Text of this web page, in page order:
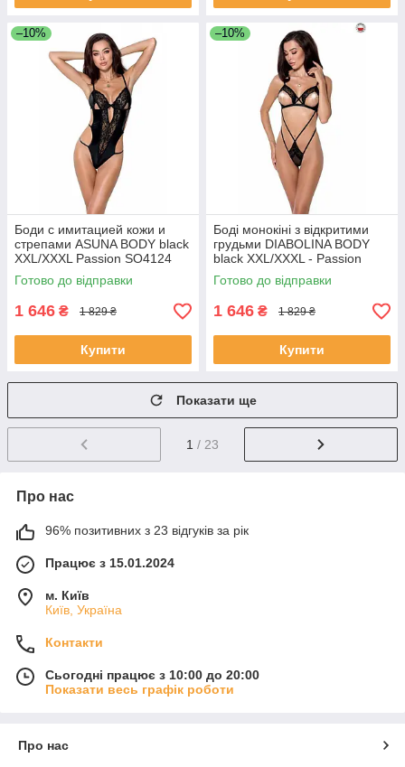
–10%
Боди с имитацией кожи и
стрепами ASUNA BODY black
XXL/XXXL Passion SO4124
Готово до відправки
1 646 ₴ 1 829 ₴
Купити
–10%
Боді монокіні з відкритими
грудьми DIABOLINA BODY
black XXL/XXXL - Passion
PS25803
Готово до відправки
1 646 ₴ 1 829 ₴
Купити
Показати ще
1 / 23
Про нас
96% позитивних з 23 відгуків за рік
Працює з 15.01.2024
м. Київ
Київ, Україна
Контакти
Сьогодні працює з 10:00 до 20:00
Показати весь графік роботи
Про нас